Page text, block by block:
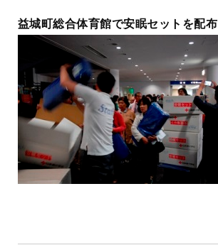
益城町総合体育館で安眠セットを配布